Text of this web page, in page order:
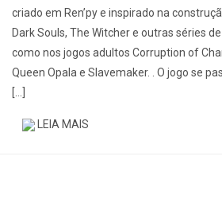
criado em Ren’py e inspirado na
Dark Souls, The Witcher e outras séries
como nos jogos adultos Corruption of
Queen Opala e Slavemaker. . O jogo se
[…]
LEIA MAIS